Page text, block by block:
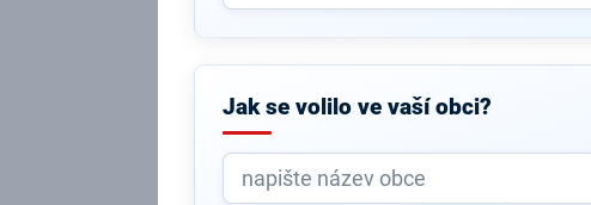
Jak se volilo ve vaší obci?